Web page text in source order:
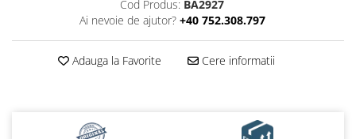
Cod Produs: BA2927
Ai nevoie de ajutor? +40 752.308.797
Adauga la Favorite Cere informatii